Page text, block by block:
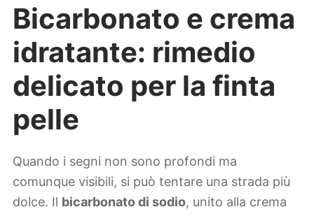
Bicarbonato e crema
idratante: rimedio
delicato per la finta
pelle
Quando i segni non sono profondi ma
comunque visibili, si può tentare una strada più
dolce. Il bicarbonato di sodio, unito alla crema